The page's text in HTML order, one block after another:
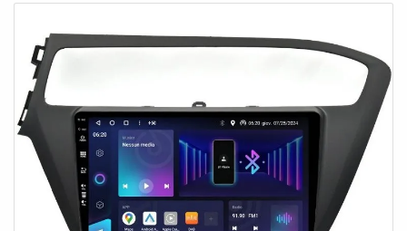
CarPlay et Android Auto ,pour un accès simplifié à votre
smartphone- ,Android 13 ,: un système performant pour
une utilisation intuitive- ,Super Tuner DAB+ ,: réception de
rapide ,et stabilité accrue, même avec plusieurs
applications actives- ,64 Go de mémoire interne ,: espace
de stockage généreux pour vos applications et fichiersUn
équipement conçu pour allier modernité, performance et
intégration parfaite à votre véhicule.